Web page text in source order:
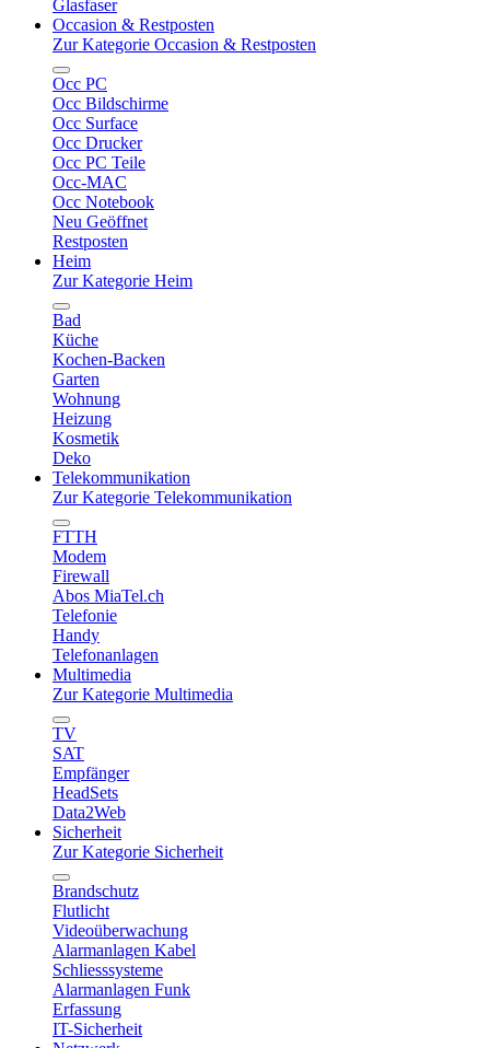
Glasfaser
Occasion & Restposten
Zur Kategorie Occasion & Restposten
Occ PC
Occ Bildschirme
Occ Surface
Occ Drucker
Occ PC Teile
Occ-MAC
Occ Notebook
Neu Geöffnet
Restposten
Heim
Zur Kategorie Heim
Bad
Küche
Kochen-Backen
Garten
Wohnung
Heizung
Kosmetik
Deko
Telekommunikation
Zur Kategorie Telekommunikation
FTTH
Modem
Firewall
Abos MiaTel.ch
Telefonie
Handy
Telefonanlagen
Multimedia
Zur Kategorie Multimedia
TV
SAT
Empfänger
HeadSets
Data2Web
Sicherheit
Zur Kategorie Sicherheit
Brandschutz
Flutlicht
Videoüberwachung
Alarmanlagen Kabel
Schliesssysteme
Alarmanlagen Funk
Erfassung
IT-Sicherheit